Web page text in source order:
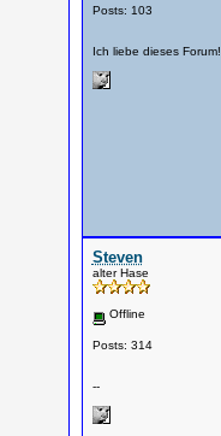
Posts: 103
Ich liebe dieses Forum!
Steven
alter Hase
Offline
Posts: 314
--